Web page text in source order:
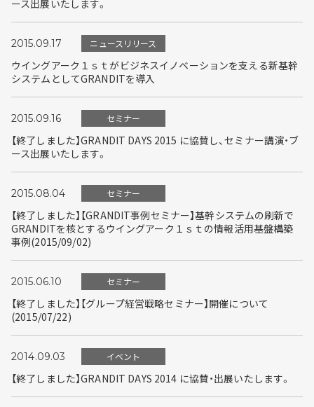
ース出展いたします。
2015.09.17 ニュースリリース
ウイングアーク１ｓｔがビジネスイノベーションを支える新基幹
システムとしてGRANDITを導入
2015.09.16 セミナー
【終了しました】GRANDIT DAYS 2015 に協賛し、セミナー講演・ブ
ース出展いたします。
2015.08.04 セミナー
【終了しました】【GRANDIT事例セミナー】基幹システムの刷新で
GRANDITを核とするウイングアーク１ｓｔの情報活用基盤構築
事例(2015/09/02)
2015.06.10 セミナー
【終了しました】【グループ経営戦略セミナー】開催について
(2015/07/22)
2014.09.03 イベント
【終了しました】GRANDIT DAYS 2014 に協賛・出展いたします。